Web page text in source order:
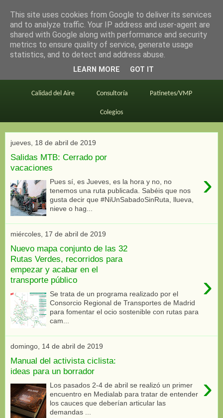
en bici por madrid
Este blog BiciMAD Primeros consejos
Calidad del Aire Consultoría Patinetes/VMP
Colegios
jueves, 18 de abril de 2019
Salidas MTB: Cerrado por
vacaciones
›
Pues sí, es Jueves, es la hora y no, no
tenemos una ruta publicada. Sabéis que nos
gusta decir que #NiUnSabadoSinRuta, llueva,
nieve o hag...
miércoles, 17 de abril de 2019
Nuevo mapa conjunto de las 32
Rutas Verdes, recorridos para
empezar y acabar en el
transporte público
›
Se trata de un programa realizado por el
Consorcio Regional de Transportes de Madrid
para fomentar el ocio sostenible con rutas para
cam...
domingo, 14 de abril de 2019
Manual del activista ciclista:
ideas para un borrador
›
Los pasados 2-4 de abril se realizó un primer
encuentro en Medialab para tratar de entender
los cauces que deberían articular las
demandas ...
This site uses cookies from Google to deliver its services
and to analyze traffic. Your IP address and user-agent are
shared with Google along with performance and security
metrics to ensure quality of service, generate usage
statistics, and to detect and address abuse.
LEARN MORE GOT IT